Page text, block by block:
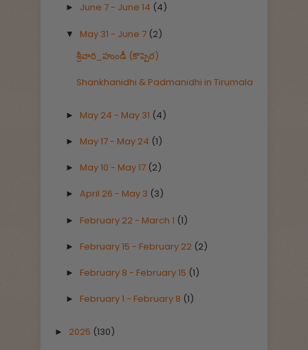
► June 7 - June 14 (4)
▼ May 31 - June 7 (2)
శ్రీవారి_హుండీ (కొప్పెర)
Shankhanidhi & Padmanidhi in Tirumala
► May 24 - May 31 (4)
► May 17 - May 24 (1)
► May 10 - May 17 (2)
► April 26 - May 3 (3)
► February 22 - March 1 (1)
► February 15 - February 22 (2)
► February 8 - February 15 (1)
► February 1 - February 8 (1)
► 2025 (130)